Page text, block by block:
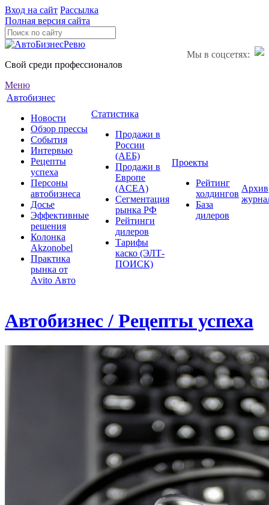
Вход на сайт Рассылка
Полная версия сайта
Мы в соцсетях:
Свой среди профессионалов
Меню
Автобизнес
Новости
Обзор прессы
События
Интервью
Рецепты
успеха
Персоны
автобизнеса
Досье
Эффективные
решения
Колонка
Akzonobel
Практика
рынка от
Аvito Авто
Статистика
Продажи в
России
(АЕБ)
Продажи в
Европе
(ACEA)
Сегментация
рынка РФ
Рейтинги
дилеров
Тарифы
каско (ЭЛТ-
ПОИСК)
Проекты
Рейтинг
холдингов
База
дилеров
Архив
Автобизнес / Рецепты успеха